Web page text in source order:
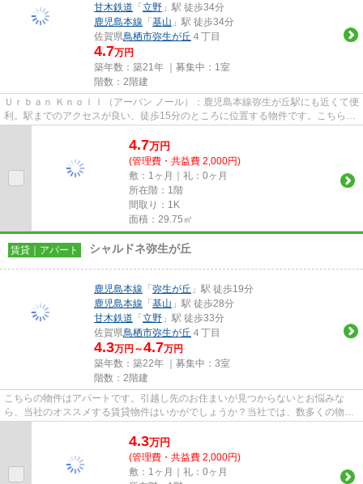
甘木鉄道 「立野 」駅 徒歩34分
鹿児島本線 「基山 」駅 徒歩34分
佐賀県鳥栖市弥生が丘 ４丁目
4.7万円
築年数：築21年 ｜募集中： 1室
階数：2階建
Ｕｒｂａｎ Ｋｎｏｌｌ（アーバン ノール）：鹿児島本線弥生が丘駅にも近くて便
利。駅までのアクセスが良い、徒歩15分のところに位置する物件です。こちらの
物件はアパートです。賃貸...
4.7万円
(管理費・共益費 2,000円)
敷：1ヶ月｜礼：0ヶ月
所在階：1階
間取り：1K
面積：29.75㎡
賃貸｜アパート シャルドネ弥生が丘
鹿児島本線 「弥生が丘 」駅 徒歩19分
鹿児島本線 「基山 」駅 徒歩28分
甘木鉄道 「立野 」駅 徒歩33分
佐賀県鳥栖市弥生が丘 ４丁目
4.3万円～4.7万円
築年数：築22年 ｜募集中： 3室
階数：2階建
こちらの物件はアパートです。引越し先のお住まいが見つからないとお悩みな
ら、当社のオススメする賃貸物件はいかがでしょうか？当社では、数多くの物件
情報を取り扱っているので、ご...
4.3万円
(管理費・共益費 2,000円)
敷：1ヶ月｜礼：0ヶ月